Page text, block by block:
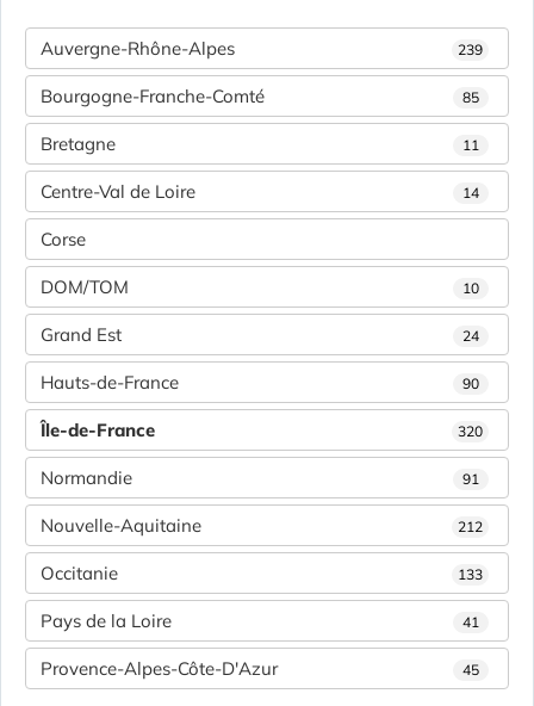
Auvergne-Rhône-Alpes 239
Bourgogne-Franche-Comté 85
Bretagne 11
Centre-Val de Loire 14
Corse
DOM/TOM 10
Grand Est 24
Hauts-de-France 90
Île-de-France 320
Normandie 91
Nouvelle-Aquitaine 212
Occitanie 133
Pays de la Loire 41
Provence-Alpes-Côte-D'Azur 45